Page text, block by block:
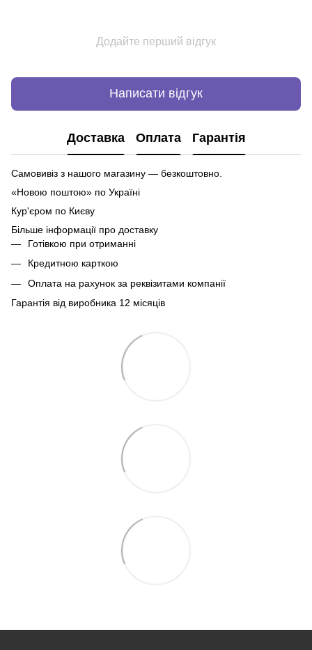
Додайте перший відгук
Написати відгук
Доставка Оплата Гарантія
Самовивіз з нашого магазину — безкоштовно.
«Новою поштою» по Україні
Кур'єром по Києву
Більше інформації про доставку
Готівкою при отриманні
Кредитною карткою
Оплата на рахунок за реквізитами компанії
Гарантія від виробника 12 місяців